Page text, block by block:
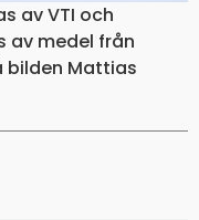
av VTI och
av medel från
bilden Mattias